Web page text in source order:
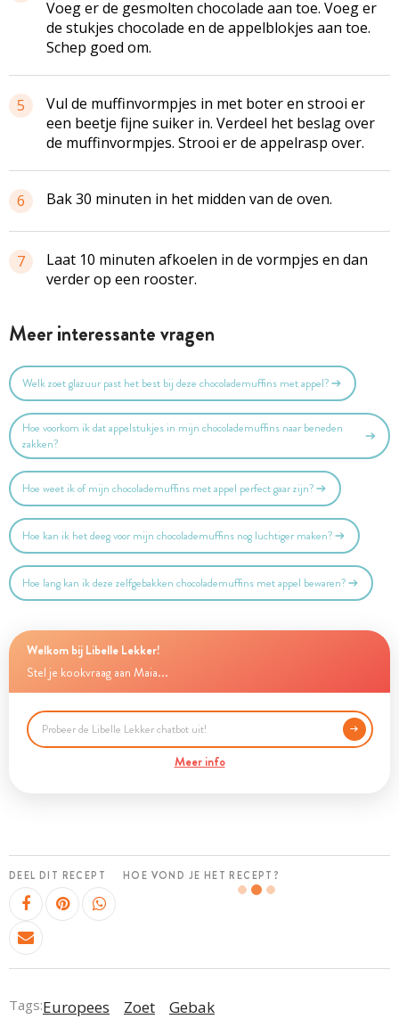
Voeg er de gesmolten chocolade aan toe. Voeg er
de stukjes chocolade en de appelblokjes aan toe.
Schep goed om.
5
Vul de muffinvormpjes in met boter en strooi er
een beetje fijne suiker in. Verdeel het beslag over
de muffinvormpjes. Strooi er de appelrasp over.
6 Bak 30 minuten in het midden van de oven.
7
Laat 10 minuten afkoelen in de vormpjes en dan
verder op een rooster.
Meer interessante vragen
Welk zoet glazuur past het best bij deze chocolademuffins met appel?
Hoe voorkom ik dat appelstukjes in mijn chocolademuffins naar beneden
zakken?
Hoe weet ik of mijn chocolademuffins met appel perfect gaar zijn?
Hoe kan ik het deeg voor mijn chocolademuffins nog luchtiger maken?
Hoe lang kan ik deze zelfgebakken chocolademuffins met appel bewaren?
Welkom bij Libelle Lekker!
Stel je kookvraag aan Maia...
Meer info
DEEL DIT RECEPT HOE VOND JE HET RECEPT?
Tags:Europees Zoet Gebak